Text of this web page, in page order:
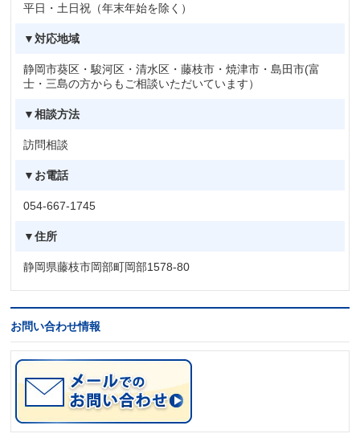
平日・土日祝（年末年始を除く）
▼対応地域
静岡市葵区・駿河区・清水区・藤枝市・焼津市・島田市(富
士・三島の方からもご相談いただいています）
▼相談方法
訪問相談
▼お電話
054-667-1745
▼住所
静岡県藤枝市岡部町岡部1578-80
お問い合わせ情報